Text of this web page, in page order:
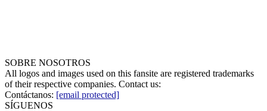
SOBRE NOSOTROS
All logos and images used on this fansite are registered trademarks
of their respective companies. Contact us:
Contáctanos: [email protected]
SÍGUENOS